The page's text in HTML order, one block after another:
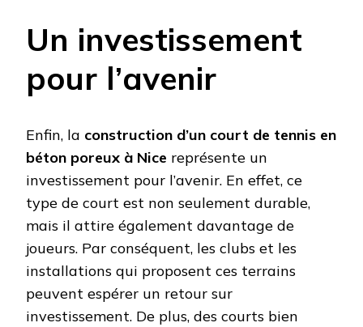
Un investissement
pour l’avenir
Enfin, la construction d’un court de tennis en
béton poreux à Nice représente un
investissement pour l’avenir. En effet, ce
type de court est non seulement durable,
mais il attire également davantage de
joueurs. Par conséquent, les clubs et les
installations qui proposent ces terrains
peuvent espérer un retour sur
investissement. De plus, des courts bien